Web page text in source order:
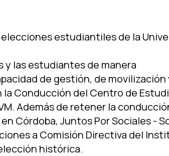
estudiantiles de la
y las estudiantes de manera
de gestión, de movilización
la Conducción del Centro de
Además de retener la
Córdoba, Juntos Por Sociales -
a Comisión Directiva del
histórica.